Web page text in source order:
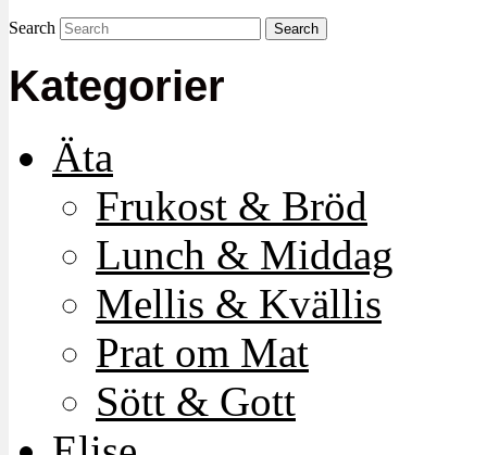
Search
Kategorier
Äta
Frukost & Bröd
Lunch & Middag
Mellis & Kvällis
Prat om Mat
Sött & Gott